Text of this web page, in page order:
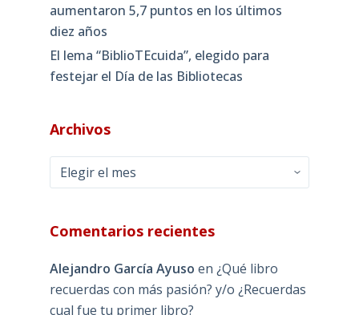
aumentaron 5,7 puntos en los últimos
diez años
El lema “BiblioTEcuida”, elegido para
festejar el Día de las Bibliotecas
Archivos
Archivos
Comentarios recientes
Alejandro García Ayuso en ¿Qué libro
recuerdas con más pasión? y/o ¿Recuerdas
cual fue tu primer libro?